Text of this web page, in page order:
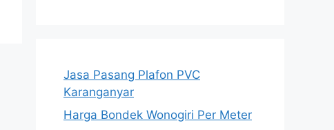
Jasa Pasang Plafon PVC
Karanganyar
Harga Bondek Wonogiri Per Meter